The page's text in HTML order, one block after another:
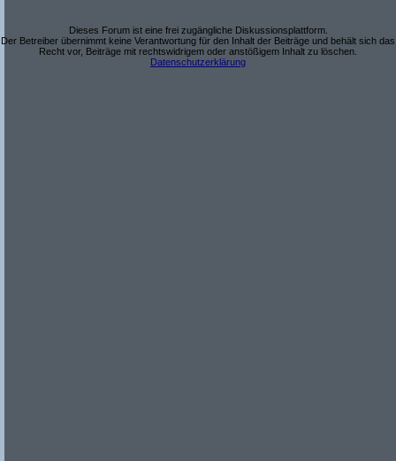
Dieses Forum ist eine frei zugängliche Diskussionsplattform.
Der Betreiber übernimmt keine Verantwortung für den Inhalt der Beiträge und behält sich das
Recht vor, Beiträge mit rechtswidrigem oder anstößigem Inhalt zu löschen.
Datenschutzerklärung